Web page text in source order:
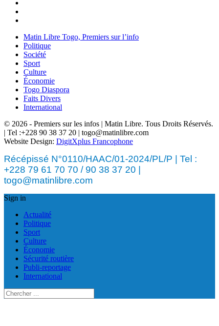
Matin Libre Togo, Premiers sur l’info
Politique
Société
Sport
Culture
Économie
Togo Diaspora
Faits Divers
International
© 2026 - Premiers sur les infos | Matin Libre. Tous Droits Réservés.
| Tel :+228 90 38 37 20 | togo@matinlibre.com
Website Design: DigitXplus Francophone
Récépissé N°0110/HAAC/01-2024/PL/P | Tel :
+228 79 61 70 70 / 90 38 37 20 |
togo@matinlibre.com
Sign in
Actualité
Politique
Sport
Culture
Économie
Sécurité routière
Publi-reportage
International